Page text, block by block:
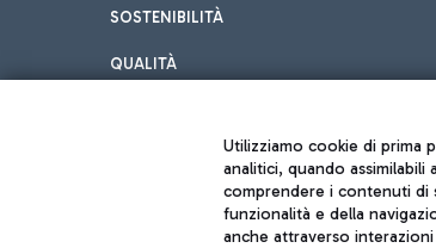
SOSTENIBILITÀ
QUALITÀ
Utilizziamo cookie di prima
analitici, quando
comprendere i contenuti di
funzionalità e della
anche attraverso